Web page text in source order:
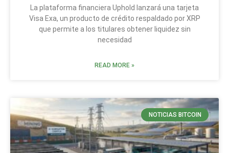
La plataforma financiera Uphold lanzará una tarjeta
Visa Exa, un producto de crédito respaldado por XRP
que permite a los titulares obtener liquidez sin
necesidad
READ MORE »
NOTICIAS BITCOIN